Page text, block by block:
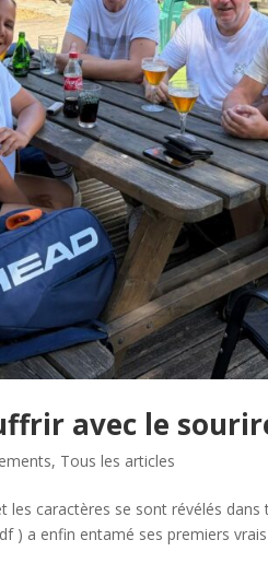
avec le
, Tous les articles
les caractères se sont révélés
) a enfin entamé ses premiers